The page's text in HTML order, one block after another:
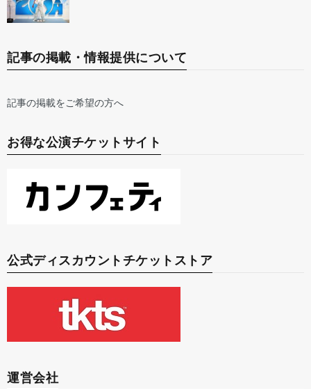
記事の掲載・情報提供について
記事の掲載をご希望の方へ
お得な公演チケットサイト
公式ディスカウントチケットストア
運営会社